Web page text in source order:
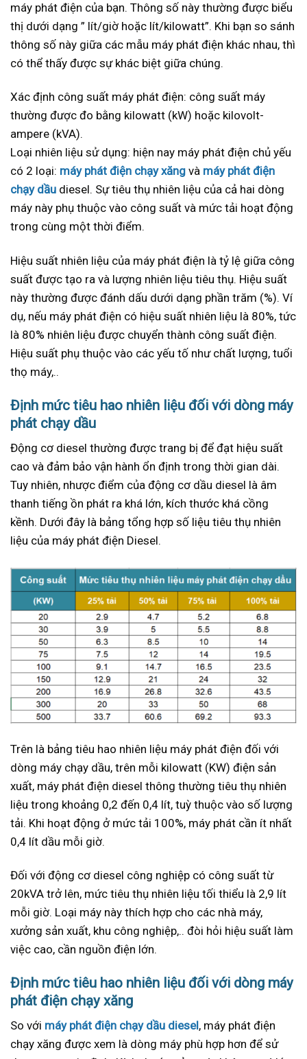
máy phát điện của bạn. Thông số này thường được biểu
thị dưới dạng ” lít/giờ hoặc lít/kilowatt”. Khi bạn so sánh
thông số này giữa các mẫu máy phát điện khác nhau, thì
có thể thấy được sự khác biệt giữa chúng.
Xác định công suất máy phát điện: công suất máy
thường được đo bằng kilowatt (kW) hoặc kilovolt-
ampere (kVA).
Loại nhiên liệu sử dụng: hiện nay máy phát điện chủ yếu
có 2 loại: máy phát điện chạy xăng và máy phát điện
chạy dầu diesel. Sự tiêu thụ nhiên liệu của cả hai dòng
máy này phụ thuộc vào công suất và mức tải hoạt động
trong cùng một thời điểm.
Hiệu suất nhiên liệu của máy phát điện là tỷ lệ giữa công
suất được tạo ra và lượng nhiên liệu tiêu thụ. Hiệu suất
này thường được đánh dấu dưới dạng phần trăm (%). Ví
dụ, nếu máy phát điện có hiệu suất nhiên liệu là 80%, tức
là 80% nhiên liệu được chuyển thành công suất điện.
Hiệu suất phụ thuộc vào các yếu tố như chất lượng, tuổi
thọ máy,..
Định mức tiêu hao nhiên liệu đối với dòng máy
phát chạy dầu
Động cơ diesel thường được trang bị để đạt hiệu suất
cao và đảm bảo vận hành ổn định trong thời gian dài.
Tuy nhiên, nhược điểm của động cơ dầu diesel là âm
thanh tiếng ồn phát ra khá lớn, kích thước khá cồng
kềnh. Dưới đây là bảng tổng hợp số liệu tiêu thụ nhiên
liệu của máy phát điện Diesel.
Trên là bảng tiêu hao nhiên liệu máy phát điện đối với
dòng máy chạy dầu, trên mỗi kilowatt (KW) điện sản
xuất, máy phát điện diesel thông thường tiêu thụ nhiên
liệu trong khoảng 0,2 đến 0,4 lít, tuỳ thuộc vào số lượng
tải. Khi hoạt động ở mức tải 100%, máy phát cần ít nhất
0,4 lít dầu mỗi giờ.
Đối với động cơ diesel công nghiệp có công suất từ
20kVA trở lên, mức tiêu thụ nhiên liệu tối thiểu là 2,9 lít
mỗi giờ. Loại máy này thích hợp cho các nhà máy,
xưởng sản xuất, khu công nghiệp,.. đòi hỏi hiệu suất làm
việc cao, cần nguồn điện lớn.
Định mức tiêu hao nhiên liệu đối với dòng máy
phát điện chạy xăng
So với máy phát điện chạy dầu diesel, máy phát điện
chạy xăng được xem là dòng máy phù hợp hơn để sử